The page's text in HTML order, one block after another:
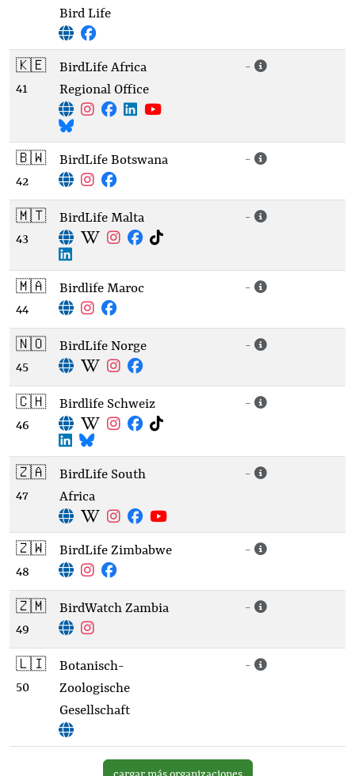
Bird Life
🇰🇪
41
BirdLife Africa
Regional Office
-
🇧🇼
42
BirdLife Botswana -
🇲🇹
43
BirdLife Malta -
🇲🇦
44
Birdlife Maroc -
🇳🇴
45
BirdLife Norge -
🇨🇭
46
Birdlife Schweiz -
🇿🇦
47
BirdLife South
Africa
-
🇿🇼
48
BirdLife Zimbabwe -
🇿🇲
49
BirdWatch Zambia -
🇱🇮
50
Botanisch-
Zoologische
Gesellschaft
-